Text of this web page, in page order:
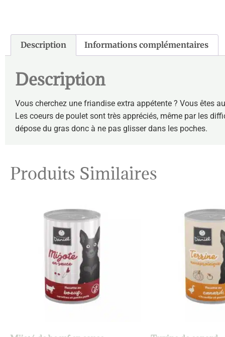
Description Informations complémentaires
Description
Vous cherchez une friandise extra appétente ? Vous êtes
Les coeurs de poulet sont très appréciés, même par les
dépose du gras donc à ne pas glisser dans les poches.
Produits Similaires